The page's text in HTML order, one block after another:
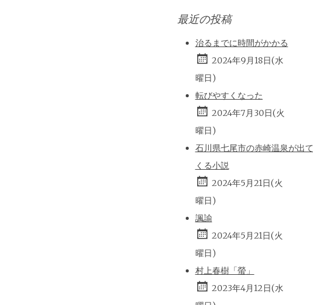
最近の投稿
治るまでに時間がかかる
2024年9月18日(水
曜日)
転びやすくなった
2024年7月30日(火
曜日)
石川県七尾市の赤崎温泉が出て
くる小説
2024年5月21日(火
曜日)
諷諭
2024年5月21日(火
曜日)
村上春樹「螢」
2023年4月12日(水